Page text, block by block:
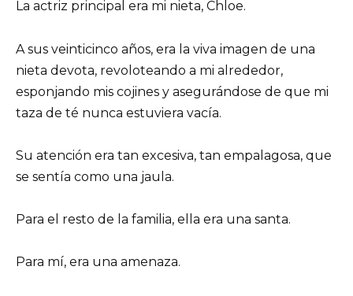
La actriz principal era mi nieta, Chloe.
A sus veinticinco años, era la viva imagen de una
nieta devota, revoloteando a mi alrededor,
esponjando mis cojines y asegurándose de que mi
taza de té nunca estuviera vacía.
Su atención era tan excesiva, tan empalagosa, que
se sentía como una jaula.
Para el resto de la familia, ella era una santa.
Para mí, era una amenaza.